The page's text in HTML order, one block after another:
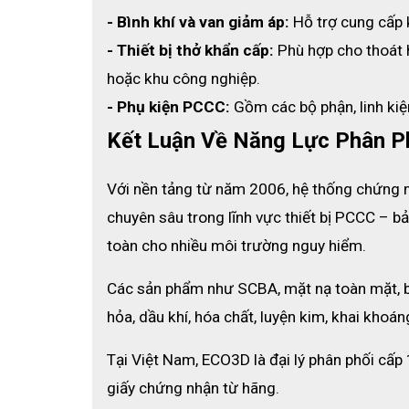
Bình composite bền bỉ: Chứa 2500L khí, hỗ trợ sử
Mặt nạ polycarbonate chắc chắn: Chống va đập,
Còi báo động nhạy bén: Phát >90dB khi áp suất còn
Hệ thống van và khớp nối nhanh: Đảm bảo luồng khí
Độ cản thở thấp: ≤500Pa, hỗ trợ thở tự nhiên.
- Bình khí và van giảm áp: Hỗ trợ cung cấp
- Thiết bị thở khẩn cấp: Phù hợp cho thoát
hoặc khu công nghiệp.
- Phụ kiện PCCC: Gồm các bộ phận, linh
Kết Luận Về Năng Lực Phân
Với nền tảng từ năm 2006, hệ thống chứng
chuyên sâu trong lĩnh vực thiết bị PCCC –
toàn cho nhiều môi trường nguy hiểm.
Các sản phẩm như SCBA, mặt nạ toàn
hỏa, dầu khí, hóa chất, luyện kim, khai
Tại Việt Nam, ECO3D là đại lý phân phối
giấy chứng nhận từ hãng.